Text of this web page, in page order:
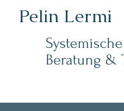
Pelin Lermi
Systemische
Beratung &